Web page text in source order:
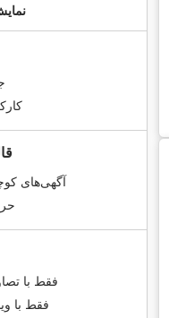
آگهی‌های
فقط با
فقط با